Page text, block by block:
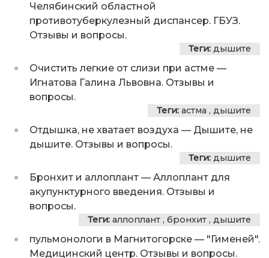
Челябинский областной
противотуберкулезный диспансер. ГБУЗ.
Отзывы и вопросы.
Теги: дышите
Очистить легкие от слизи при астме —
Игнатова Галина Львовна. Отзывы и
вопросы.
Теги: астма , дышите
Отдышка, не хватает воздуха — Дышите, не
дышите. Отзывы и вопросы.
Теги: дышите
Бронхит и аллоплант — Аллоплант для
акупунктурного введения. Отзывы и
вопросы.
Теги: аллоплант , бронхит , дышите
пульмонологи в Магнитогорске — "Гименей".
Медицинский центр. Отзывы и вопросы.